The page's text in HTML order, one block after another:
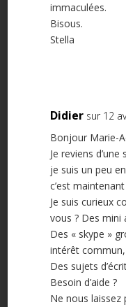
immaculées.
Bisous.
Stella
Didier sur 12
Bonjour Marie-
Je reviens
je suis un peu
c’est
Je suis curieux
vous ? Des mini
Des « skype »
intérêt
Des sujets
Besoin d’aide ?
Ne nous laissez